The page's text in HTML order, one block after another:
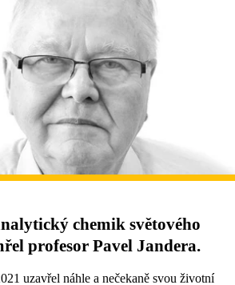
chemik světového
profesor Pavel Jandera.
uzavřel náhle a nečekaně svou životní